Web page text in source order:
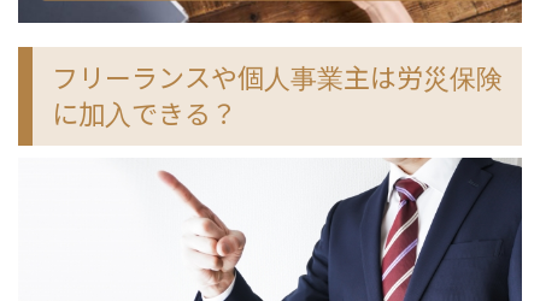
フリーランスや個人事業主は労災保険
に加入できる？